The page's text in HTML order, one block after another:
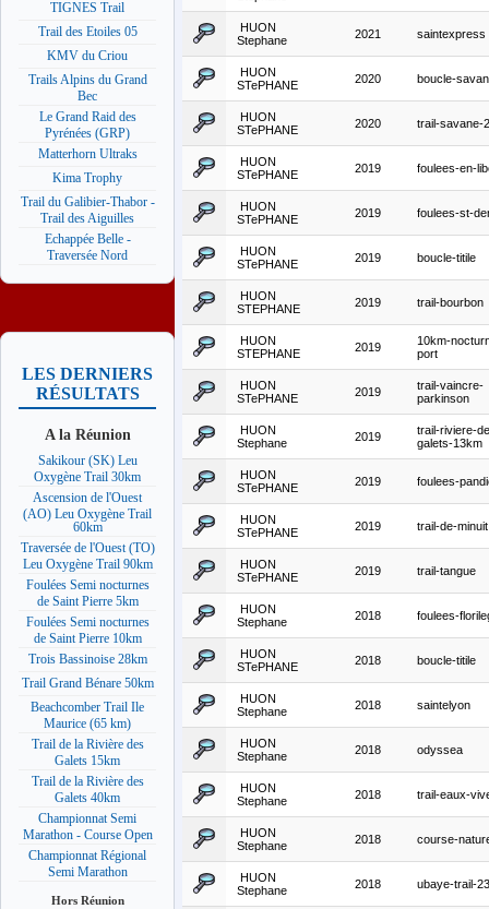
TIGNES Trail
Trail des Etoiles 05
KMV du Criou
Trails Alpins du Grand
Bec
Le Grand Raid des
Pyrénées (GRP)
Matterhorn Ultraks
Kima Trophy
Trail du Galibier-Thabor -
Trail des Aiguilles
Echappée Belle -
Traversée Nord
LES DERNIERS
RÉSULTATS
A la Réunion
Sakikour (SK) Leu
Oxygène Trail 30km
Ascension de l'Ouest
(AO) Leu Oxygène Trail
60km
Traversée de l'Ouest (TO)
Leu Oxygène Trail 90km
Foulées Semi nocturnes
de Saint Pierre 5km
Foulées Semi nocturnes
de Saint Pierre 10km
Trois Bassinoise 28km
Trail Grand Bénare 50km
Beachcomber Trail Ile
Maurice (65 km)
Trail de la Rivière des
Galets 15km
Trail de la Rivière des
Galets 40km
Championnat Semi
Marathon - Course Open
Championnat Régional
Semi Marathon
Hors Réunion
HUON
Stephane
2021 saintexpress
HUON
STePHANE
2020 boucle-
HUON
STePHANE
2020 trail-savane-
HUON
STePHANE
2019 foulees-en-
HUON
STePHANE
2019 foulees-st-
HUON
STePHANE
2019 boucle-titile
HUON
STEPHANE
2019 trail-bourbon
HUON
STEPHANE
2019
10km-
port
HUON
STePHANE
2019
trail-vaincre-
parkinson
HUON
Stephane
2019
trail-riviere-
galets-13km
HUON
STePHANE
2019 foulees-
HUON
STePHANE
2019 trail-de-minuit
HUON
STePHANE
2019 trail-tangue
HUON
Stephane
2018 foulees-
HUON
STePHANE
2018 boucle-titile
HUON
Stephane
2018 saintelyon
HUON
Stephane
2018 odyssea
HUON
Stephane
2018 trail-eaux-
HUON
Stephane
2018 course-
HUON
Stephane
2018 ubaye-trail-